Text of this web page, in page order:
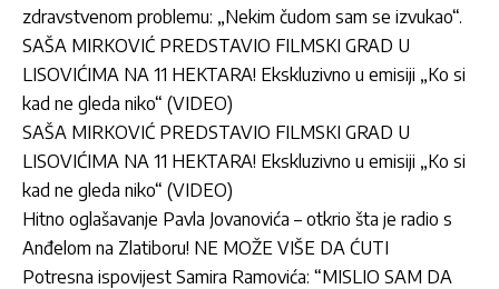
zdravstvenom problemu: „Nekim čudom sam se izvukao“.
SAŠA MIRKOVIĆ PREDSTAVIO FILMSKI GRAD U
LISOVIĆIMA NA 11 HEKTARA! Ekskluzivno u emisiji „Ko si
kad ne gleda niko“ (VIDEO)
SAŠA MIRKOVIĆ PREDSTAVIO FILMSKI GRAD U
LISOVIĆIMA NA 11 HEKTARA! Ekskluzivno u emisiji „Ko si
kad ne gleda niko“ (VIDEO)
Hitno oglašavanje Pavla Jovanovića – otkrio šta je radio s
Anđelom na Zlatiboru! NE MOŽE VIŠE DA ĆUTI
Potresna ispovijest Samira Ramovića: “MISLIO SAM DA